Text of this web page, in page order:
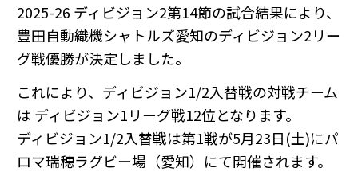
2025-26 ディビジョン2第14節の試合結果により、
豊田自動織機シャトルズ愛知のディビジョン2リー
グ戦優勝が決定しました。
これにより、ディビジョン1/2入替戦の対戦チーム
は ディビジョン1リーグ戦12位となります。
ディビジョン1/2入替戦は第1戦が5月23日(土)にパ
ロマ瑞穂ラグビー場（愛知）にて開催されます。